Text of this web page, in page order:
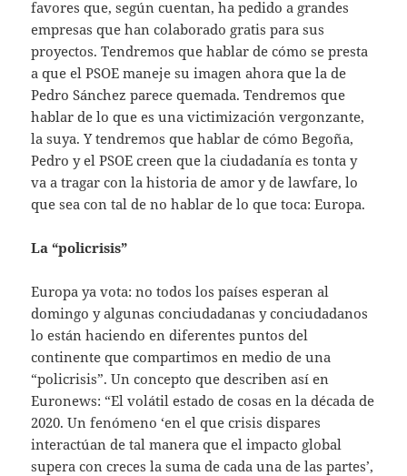
favores que, según cuentan, ha pedido a grandes
empresas que han colaborado gratis para sus
proyectos. Tendremos que hablar de cómo se presta
a que el PSOE maneje su imagen ahora que la de
Pedro Sánchez parece quemada. Tendremos que
hablar de lo que es una victimización vergonzante,
la suya. Y tendremos que hablar de cómo Begoña,
Pedro y el PSOE creen que la ciudadanía es tonta y
va a tragar con la historia de amor y de lawfare, lo
que sea con tal de no hablar de lo que toca: Europa.
La “policrisis”
Europa ya vota: no todos los países esperan al
domingo y algunas conciudadanas y conciudadanos
lo están haciendo en diferentes puntos del
continente que compartimos en medio de una
“policrisis”. Un concepto que describen así en
Euronews: “El volátil estado de cosas en la década de
2020. Un fenómeno ‘en el que crisis dispares
interactúan de tal manera que el impacto global
supera con creces la suma de cada una de las partes’,